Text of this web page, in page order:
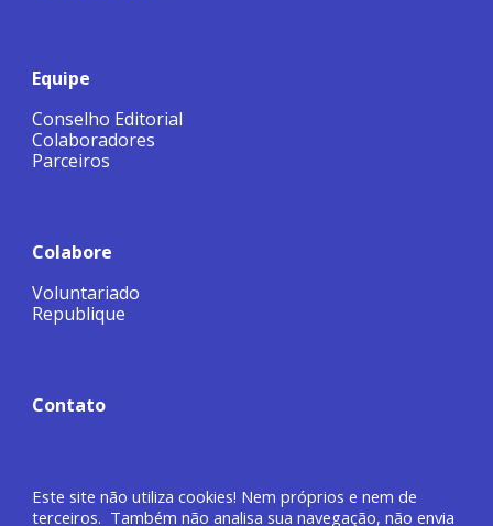
Equipe
Conselho Editorial
Colaboradores
Parceiros
Colabore
Voluntariado
Republique
Contato
Este site não utiliza cookies! Nem próprios e nem de
terceiros. Também não analisa sua navegação, não envia